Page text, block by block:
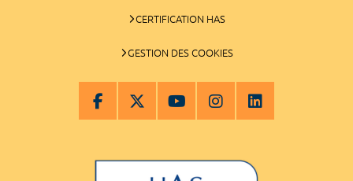
CERTIFICATION HAS
GESTION DES COOKIES